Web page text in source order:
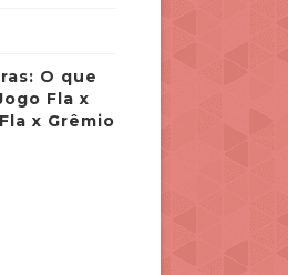
O que
Fla x
x Grêmio